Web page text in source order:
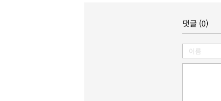
댓글 (0)